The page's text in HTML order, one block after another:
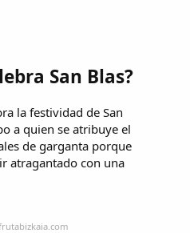
San Blas?
la festividad de San
a quien se atribuye el
de garganta porque
atragantado con una